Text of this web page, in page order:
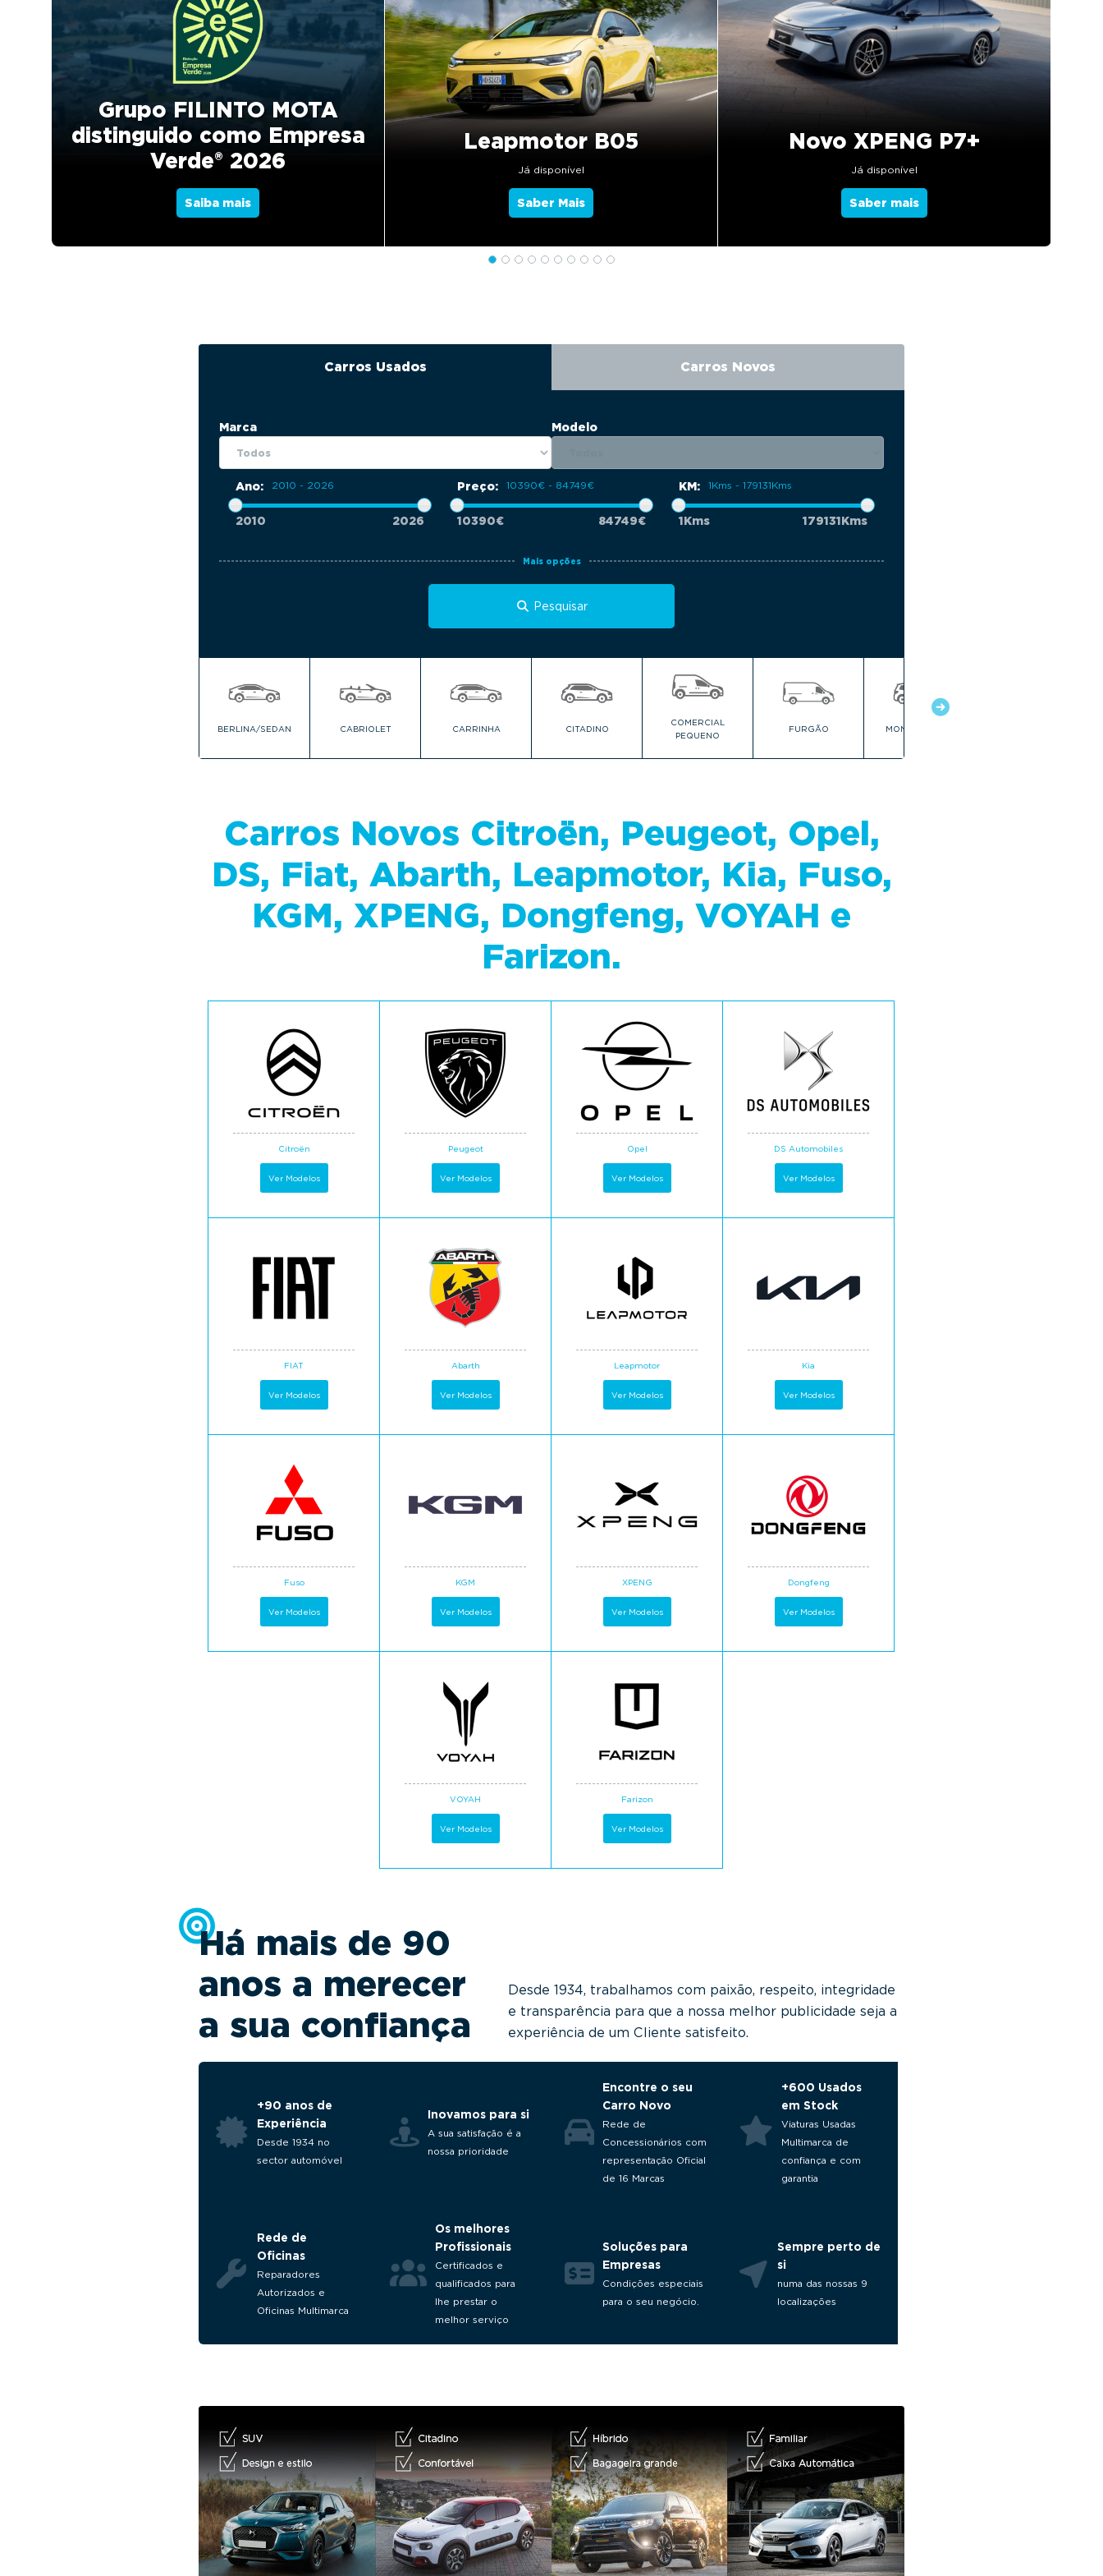
Grupo FILINTO MOTA
distinguido como Empresa
Verde® 2026
Saiba mais
Leapmotor B05
Já disponível
Saber Mais
Novo XPENG P7+
Já disponível
Saber mais
Carros Usados Carros Novos
Marca Modelo
Ano:
2010 2026
Preço:
10390€ 84749€
KM:
1Kms 179131Kms
Mais opções
Pesquisar
BERLINA/SEDAN CABRIOLET CARRINHA CITADINO
COMERCIAL
PEQUENO
FURGÃO MONOVOLUME
Carros Novos Citroën, Peugeot, Opel,
DS, Fiat, Abarth, Leapmotor, Kia, Fuso,
KGM, XPENG, Dongfeng, VOYAH e
Farizon.
Citroën
Ver Modelos
Peugeot
Ver Modelos
Opel
Ver Modelos
DS Automobiles
Ver Modelos
FIAT
Ver Modelos
Abarth
Ver Modelos
Leapmotor
Ver Modelos
Kia
Ver Modelos
Fuso
Ver Modelos
KGM
Ver Modelos
XPENG
Ver Modelos
Dongfeng
Ver Modelos
VOYAH
Ver Modelos
Farizon
Ver Modelos
Há mais de 90
anos a merecer
a sua confiança
Desde 1934, trabalhamos com paixão, respeito, integridade
e transparência para que a nossa melhor publicidade seja a
experiência de um Cliente satisfeito.
+90 anos de
Experiência
Desde 1934 no
sector automóvel
Inovamos para si
A sua satisfação é a
nossa prioridade
Encontre o seu
Carro Novo
Rede de
Concessionários com
representação Oficial
de 16 Marcas
+600 Usados
em Stock
Viaturas Usadas
Multimarca de
confiança e com
garantia
Rede de
Oficinas
Reparadores
Autorizados e
Oficinas Multimarca
Os melhores
Profissionais
Certificados e
qualificados para
lhe prestar o
melhor serviço
Soluções para
Empresas
Condições especiais
para o seu negócio.
Sempre perto de
si
numa das nossas 9
localizações